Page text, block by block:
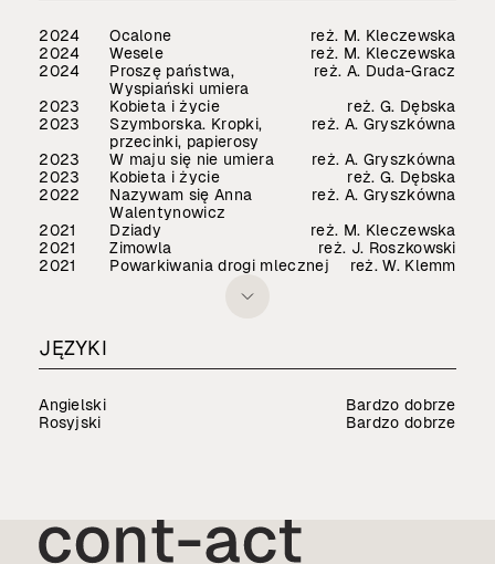
2024 Ocalone
reż. M. Kleczewska
2024
Wesele
reż. M. Kleczewska
2024
Proszę państwa,
Wyspiański umiera
reż. A. Duda-Gracz
2023
Kobieta i życie
reż. G. Dębska
2023
Szymborska. Kropki,
przecinki, papierosy
reż. A. Gryszkówna
2023
W maju się nie umiera
reż. A. Gryszkówna
2023
Kobieta i życie
reż. G. Dębska
2022
Nazywam się Anna
Walentynowicz
reż. A. Gryszkówna
2021
Dziady
reż. M. Kleczewska
2021
Zimowla
reż. J. Roszkowski
2021
Powarkiwania drogi mlecznej reż. W. Klemm
JĘZYKI
Angielski
Bardzo dobrze
Rosyjski
Bardzo dobrze